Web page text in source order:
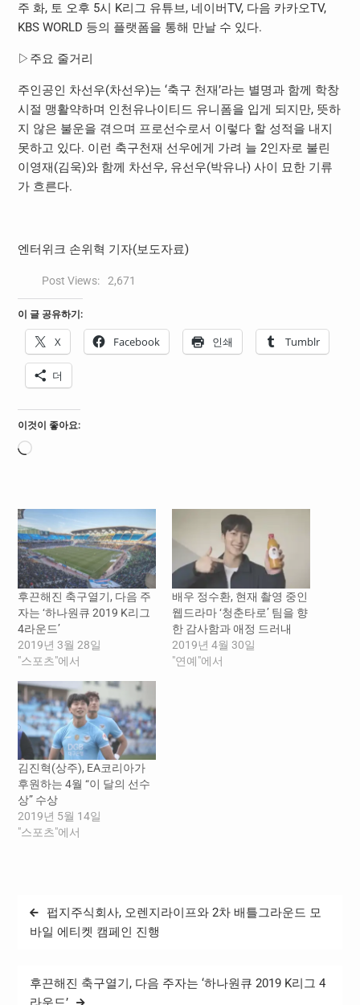
주 화, 토 오후 5시 K리그 유튜브, 네이버TV, 다음 카카오TV,
KBS WORLD 등의 플랫폼을 통해 만날 수 있다.
▷주요 줄거리
주인공인 차선우(차선우)는 ‘축구 천재’라는 별명과 함께 학창
시절 맹활약하며 인천유나이티드 유니폼을 입게 되지만, 뜻하
지 않은 불운을 겪으며 프로선수로서 이렇다 할 성적을 내지
못하고 있다. 이런 축구천재 선우에게 가려 늘 2인자로 불린
이영재(김욱)와 함께 차선우, 유선우(박유나) 사이 묘한 기류
가 흐른다.
엔터위크 손위혁 기자(보도자료)
Post Views: 2,671
이 글 공유하기:
X Facebook 인쇄 Tumblr
더
이것이 좋아요:
로
후끈해진 축구열기, 다음 주
자는 ‘하나원큐 2019 K리그
4라운드’
2019년 3월 28일
"스포츠"에서
배우 정수환, 현재 촬영 중인
웹드라마 ‘청춘타로’ 팀을 향
한 감사함과 애정 드러내
2019년 4월 30일
"연예"에서
김진혁(상주), EA코리아가
후원하는 4월 “이 달의 선수
상” 수상
2019년 5월 14일
"스포츠"에서
글
탐
펍지주식회사, 오렌지라이프와 2차 배틀그라운드 모
바일 에티켓 캠페인 진행
후끈해진 축구열기, 다음 주자는 ‘하나원큐 2019 K리그 4